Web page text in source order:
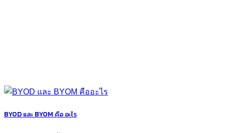
BYOD และ BYOM คือ อะไร